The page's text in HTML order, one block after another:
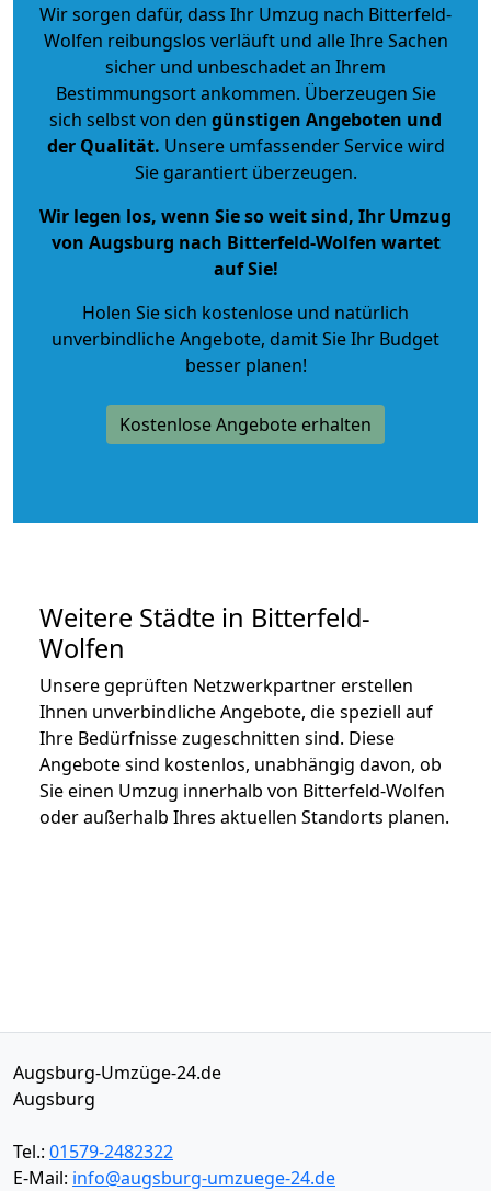
Wir sorgen dafür, dass Ihr Umzug nach Bitterfeld-
Wolfen reibungslos verläuft und alle Ihre Sachen
sicher und unbeschadet an Ihrem
Bestimmungsort ankommen. Überzeugen Sie
sich selbst von den günstigen Angeboten und
der Qualität. Unsere umfassender Service wird
Sie garantiert überzeugen.
Wir legen los, wenn Sie so weit sind, Ihr Umzug
von Augsburg nach Bitterfeld-Wolfen wartet
auf Sie!
Holen Sie sich kostenlose und natürlich
unverbindliche Angebote, damit Sie Ihr Budget
besser planen!
Kostenlose Angebote erhalten
Weitere Städte in Bitterfeld-
Wolfen
Unsere geprüften Netzwerkpartner erstellen
Ihnen unverbindliche Angebote, die speziell auf
Ihre Bedürfnisse zugeschnitten sind. Diese
Angebote sind kostenlos, unabhängig davon, ob
Sie einen Umzug innerhalb von Bitterfeld-Wolfen
oder außerhalb Ihres aktuellen Standorts planen.
Augsburg-Umzüge-24.de
Augsburg
Tel.: 01579-2482322
E-Mail: info@augsburg-umzuege-24.de